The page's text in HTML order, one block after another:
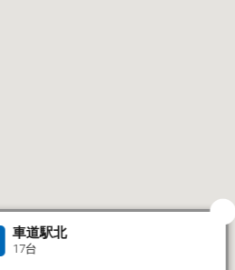
車道駅北
17台